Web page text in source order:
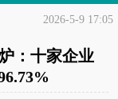
2026-5-9 17:05
：十家企业